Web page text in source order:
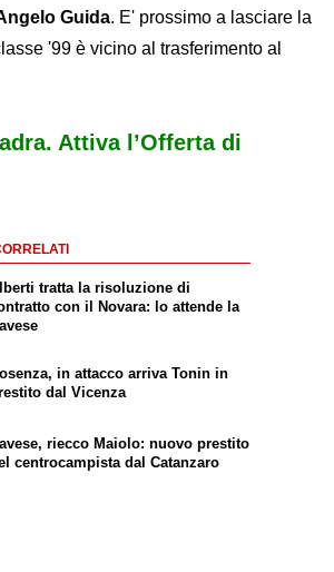
Guida. E' prossimo a lasciare la
'99 è vicino al trasferimento al
Attiva l’Offerta di
tratta la risoluzione di
con il Novara: lo attende la
in attacco arriva Tonin in
dal Vicenza
riecco Maiolo: nuovo prestito
centrocampista dal Catanzaro